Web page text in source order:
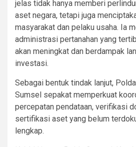
jelas tidak hanya memberi
aset negara, tetapi juga
masyarakat dan pelaku usaha. Ia
administrasi pertanahan yang
akan meningkat dan berdampak
investasi.
Sebagai bentuk tindak lanjut,
Sumsel sepakat memperkuat
percepatan pendataan, verifikasi
sertifikasi aset yang belum
lengkap.